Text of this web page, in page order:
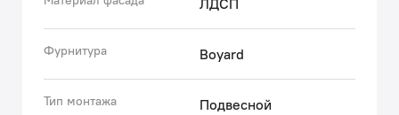
ЛДСП
Фурнитура Boyard
Тип монтажа Подвесной